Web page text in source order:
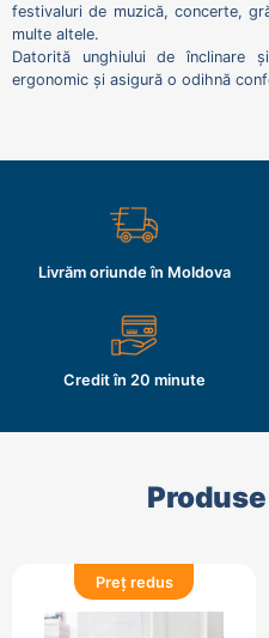
festivaluri de muzică, concerte,
multe altele.
Datorită unghiului de înclinare
ergonomic și asigură o odihnă
Livrăm oriunde în Moldova
Credit în 20 minute
Produse
Preț redus